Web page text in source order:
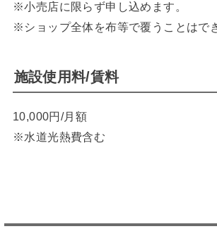
※小売店に限らず申し込めます。
※ショップ全体を布等で覆うことはで
施設使用料/賃料
10,000円/月額
※水道光熱費含む